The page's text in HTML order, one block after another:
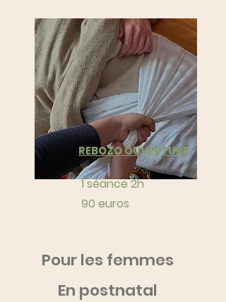
REBOZO OUVERTURE
1 séance 2h
90 euros
Pour les femmes
En postnatal